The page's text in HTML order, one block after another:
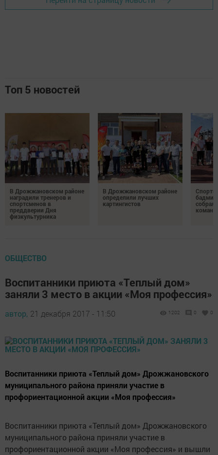
Топ 5 новостей
В Дрожжановском районе
наградили тренеров и
спортсменов в
преддверии Дня
физкультурника
В Дрожжановском районе
определили лучших
картингистов
ОБЩЕСТВО
Воспитанники приюта «Теплый дом»
заняли 3 место в акции «Моя профессия»
автор, 21 декабря 2017 - 11:50 1202 0 0
Воспитанники приюта «Теплый дом» Дрожжановского
муниципального района приняли участие в
профориентационной акции «Моя профессия»
Воспитанники приюта «Теплый дом» Дрожжановского
муниципального района приняли участие в
профориентационной акции «Моя профессия» и вышли